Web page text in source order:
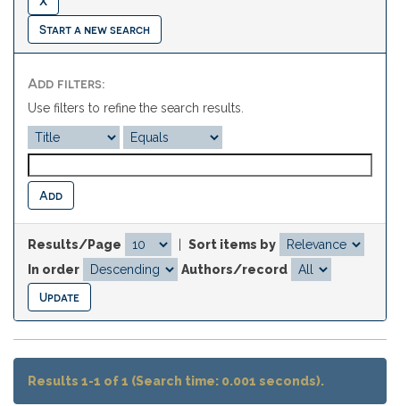
Start a new search
Add filters:
Use filters to refine the search results.
Results/Page
Sort items by
In order
Authors/record
Results 1-1 of 1 (Search time: 0.001 seconds).